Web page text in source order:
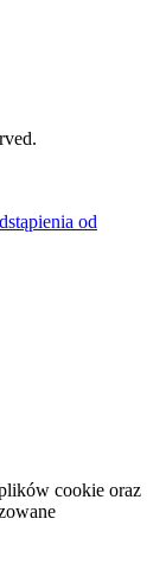
od
cookie oraz